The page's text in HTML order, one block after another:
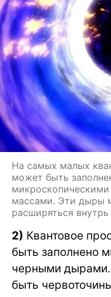
На самых малых
может быть
массами. Эти дыры
расширяться
2) Квантовое
быть заполнено
черными дырами.
быть